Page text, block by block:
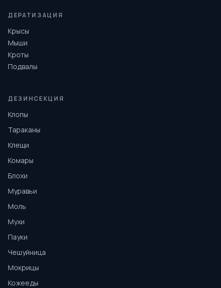
ДЕРАТИЗАЦИЯ
Крысы
Мыши
Кроты
Подвалы
ДЕЗИНСЕКЦИЯ
Клопы
Тараканы
Клещи
Комары
Блохи
Муравьи
Моль
Мухи
Пауки
Чешуйница
Мокрицы
Кожееды